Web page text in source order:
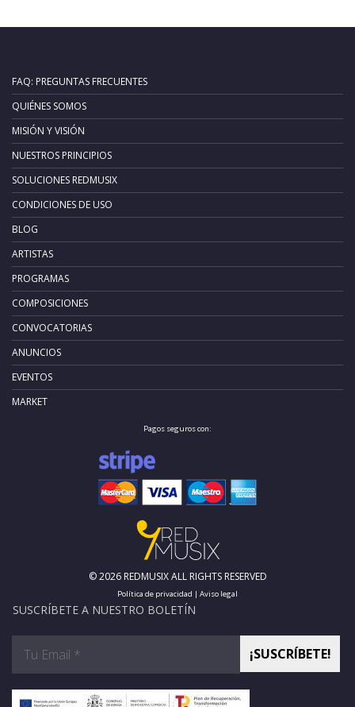
FAQ: PREGUNTAS FRECUENTES
QUIÉNES SOMOS
MISIÓN Y VISIÓN
NUESTROS PRINCIPIOS
SOLUCIONES REDMUSIX
CONDICIONES DE USO
BLOG
ARTISTAS
PROGRAMAS
COMPOSICIONES
CONVOCATORIAS
ANUNCIOS
EVENTOS
MARKET
Pagos seguros con:
© 2026 REDMUSIX ALL RIGHTS RESERVED
Política de privacidad | Aviso legal
SUSCRÍBETE A NUESTRO BOLETÍN